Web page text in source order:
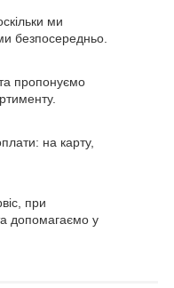
ми
безпосередньо.
пропонуємо
на карту,
при
допомагаємо у